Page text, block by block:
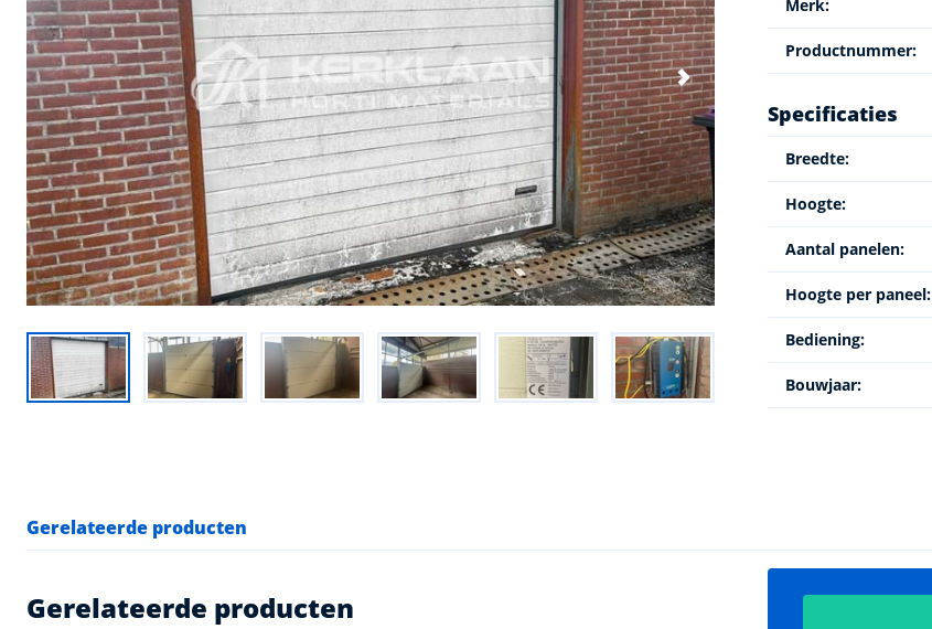
Merk:
Productnummer:
Specificaties
Breedte:
Hoogte:
Aantal panelen:
Hoogte per paneel:
Bediening:
Bouwjaar:
Gerelateerde producten
Gerelateerde producten